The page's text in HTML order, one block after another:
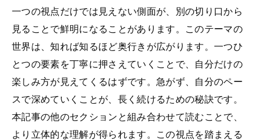
一つの視点だけでは見えない側面が、別の切り口から
見ることで鮮明になることがあります。このテーマの
世界は、知れば知るほど奥行きが広がります。一つひ
とつの要素を丁寧に押さえていくことで、自分だけの
楽しみ方が見えてくるはずです。急がず、自分のペー
スで深めていくことが、長く続けるための秘訣です。
本記事の他のセクションと組み合わせて読むことで、
より立体的な理解が得られます。この視点を踏まえる